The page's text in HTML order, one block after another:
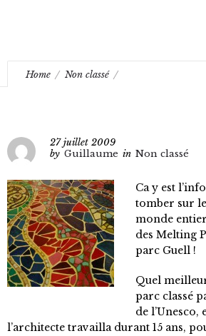
Home Non classé
27 juillet 2009
by Guillaume in Non classé
Ca y est
tomber sur
monde
des Melting
parc Guell !
Quel
parc classé
de l’Unesco,
l’architecte travailla durant 15 ans,